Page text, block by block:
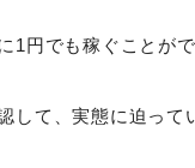
1円でも稼ぐことが
して、実態に迫って